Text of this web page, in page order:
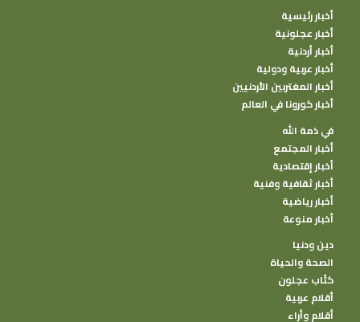
أخبار رئيسية
أخبار عجلونية
أخبار أردنية
أخبار عربية ودولية
أخبار المغتربين الأردنيين
أخبار كورونا في العالم
في ذمة الله
أخبار المجتمع
أخبار إقتصادية
أخبار ثقافية وفنية
أخبار رياضية
أخبار منوعة
دين ودنيا
الصحة والحياة
كتًاب عجلون
أقلام عربية
أقلام وأراء